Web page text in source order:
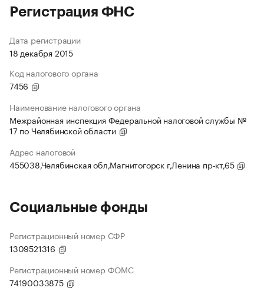
Регистрация ФНС
Дата регистрации
18 декабря 2015
Код налогового органа
7456
Наименование налогового органа
Межрайонная инспекция Федеральной налоговой службы №
17 по Челябинской области
Адрес налоговой
455038,Челябинская обл,Магнитогорск г,Ленина пр-кт,65
Социальные фонды
Регистрационный номер СФР
1309521316
Регистрационный номер ФОМС
74190033875